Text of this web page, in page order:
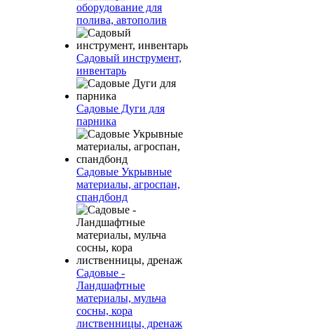
оборудование для
полива, автополив
Садовый инструмент,
инвентарь
Садовые Дуги для
парника
Садовые Укрывные
материалы, агроспан,
спандбонд
Садовые -
Ландшафтные
материалы, мульча
сосны, кора
лиственницы, дренаж